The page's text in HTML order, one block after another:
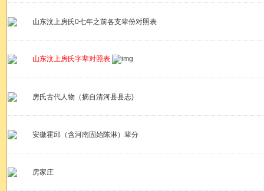
山东汶上房氏0七年之前各支辈份对照表
山东汶上房氏字辈对照表
房氏古代人物（摘自清河县县志)
安徽霍邱（含河南固始陈淋）辈分
房家庄